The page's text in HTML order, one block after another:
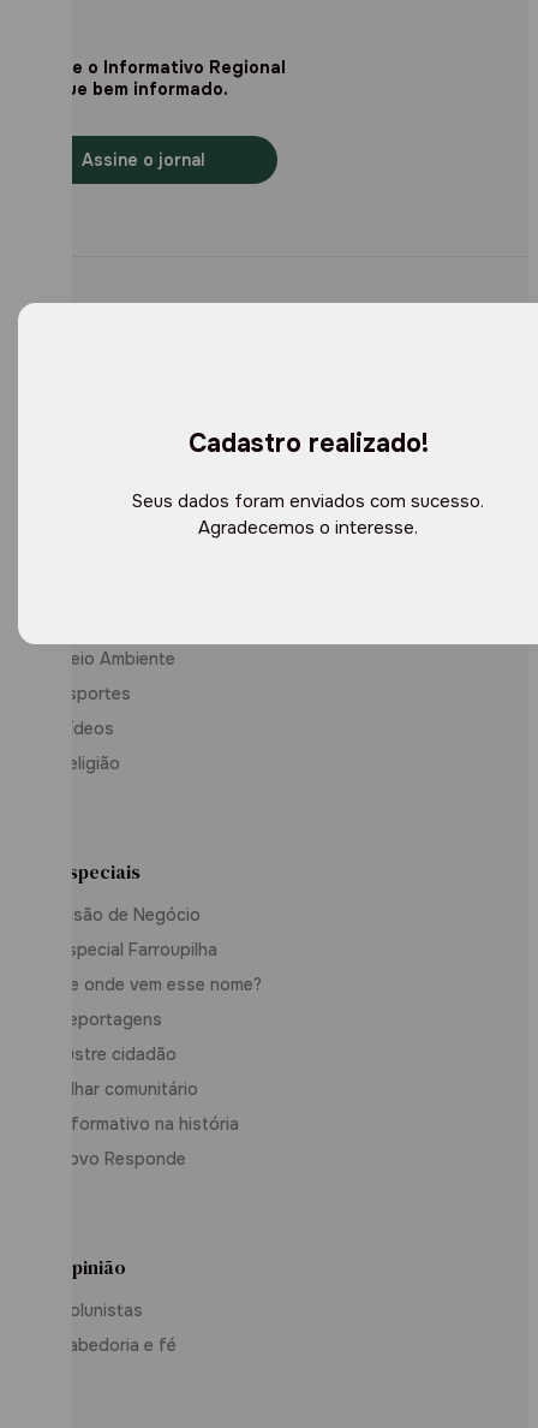
Cadastro realizado!
Seus dados foram enviados com sucesso.
Agradecemos o interesse.
Assine o Informativo Regional
e fique bem informado.
Assine o jornal
Meio Ambiente
Esportes
Vídeos
Religião
Especiais
Visão de Negócio
Especial Farroupilha
De onde vem esse nome?
Reportagens
Ilustre cidadão
Olhar comunitário
Informativo na história
Povo Responde
Opinião
Colunistas
Sabedoria e fé